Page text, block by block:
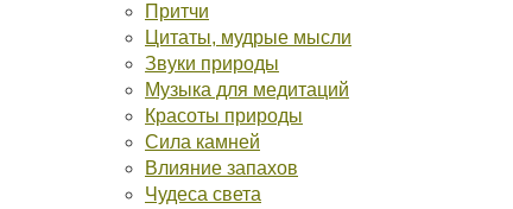
Притчи
Цитаты, мудрые мысли
Звуки природы
Музыка для медитаций
Красоты природы
Сила камней
Влияние запахов
Чудеса света